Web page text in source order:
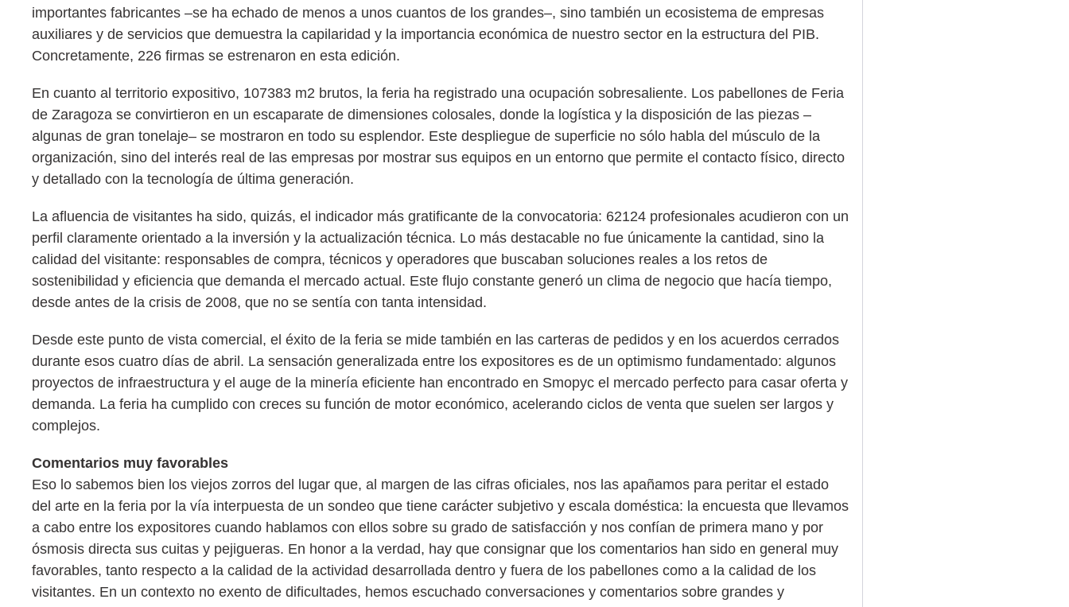
importantes fabricantes –se ha echado de menos a unos cuantos de los grandes–, sino también un ecosistema de empresas
auxiliares y de servicios que demuestra la capilaridad y la importancia económica de nuestro sector en la estructura del PIB.
Concretamente, 226 firmas se estrenaron en esta edición.
En cuanto al territorio expositivo, 107383 m2 brutos, la feria ha registrado una ocupación sobresaliente. Los pabellones de Feria
de Zaragoza se convirtieron en un escaparate de dimensiones colosales, donde la logística y la disposición de las piezas –
algunas de gran tonelaje– se mostraron en todo su esplendor. Este despliegue de superficie no sólo habla del músculo de la
organización, sino del interés real de las empresas por mostrar sus equipos en un entorno que permite el contacto físico, directo
y detallado con la tecnología de última generación.
La afluencia de visitantes ha sido, quizás, el indicador más gratificante de la convocatoria: 62124 profesionales acudieron con un
perfil claramente orientado a la inversión y la actualización técnica. Lo más destacable no fue únicamente la cantidad, sino la
calidad del visitante: responsables de compra, técnicos y operadores que buscaban soluciones reales a los retos de
sostenibilidad y eficiencia que demanda el mercado actual. Este flujo constante generó un clima de negocio que hacía tiempo,
desde antes de la crisis de 2008, que no se sentía con tanta intensidad.
Desde este punto de vista comercial, el éxito de la feria se mide también en las carteras de pedidos y en los acuerdos cerrados
durante esos cuatro días de abril. La sensación generalizada entre los expositores es de un optimismo fundamentado: algunos
proyectos de infraestructura y el auge de la minería eficiente han encontrado en Smopyc el mercado perfecto para casar oferta y
demanda. La feria ha cumplido con creces su función de motor económico, acelerando ciclos de venta que suelen ser largos y
complejos.
Comentarios muy favorables
Eso lo sabemos bien los viejos zorros del lugar que, al margen de las cifras oficiales, nos las apañamos para peritar el estado
del arte en la feria por la vía interpuesta de un sondeo que tiene carácter subjetivo y escala doméstica: la encuesta que llevamos
a cabo entre los expositores cuando hablamos con ellos sobre su grado de satisfacción y nos confían de primera mano y por
ósmosis directa sus cuitas y pejigueras. En honor a la verdad, hay que consignar que los comentarios han sido en general muy
favorables, tanto respecto a la calidad de la actividad desarrollada dentro y fuera de los pabellones como a la calidad de los
visitantes. En un contexto no exento de dificultades, hemos escuchado conversaciones y comentarios sobre grandes y